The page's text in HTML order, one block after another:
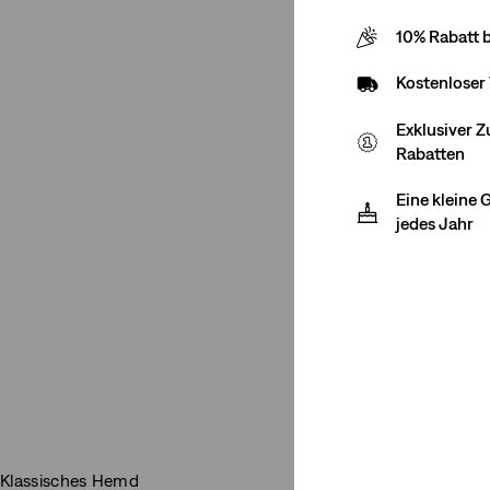
Klassisches Hemd
10% Rabatt
Kostenloser
Exklusiver
Rabatten
Eine kleine
jedes Jahr